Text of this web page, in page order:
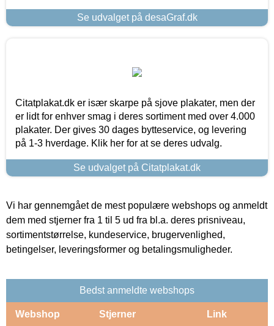
Se udvalget på desaGraf.dk
Citatplakat.dk er især skarpe på sjove plakater, men der
er lidt for enhver smag i deres sortiment med over 4.000
plakater. Der gives 30 dages bytteservice, og levering
på 1-3 hverdage. Klik her for at se deres udvalg.
Se udvalget på Citatplakat.dk
Vi har gennemgået de mest populære webshops og anmeldt
dem med stjerner fra 1 til 5 ud fra bl.a. deres prisniveau,
sortimentstørrelse, kundeservice, brugervenlighed,
betingelser, leveringsformer og betalingsmuligheder.
Bedst anmeldte webshops
Webshop Stjerner Link